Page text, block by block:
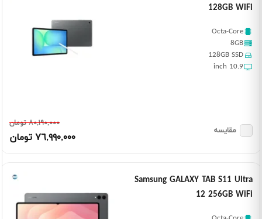
128GB WiFi
Octa-Core
8GB
128GB SSD
10.9 inch
٨٠,١٩٠,٠٠٠ تومان
٧٦,٩٩٠,٠٠٠ تومان
مقایسه
Samsung GALAXY TAB S11 Ultra
12 256GB WiFi